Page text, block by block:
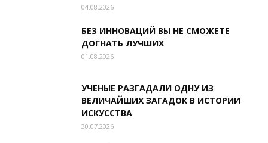
04.08.2026
БЕЗ ИННОВАЦИЙ ВЫ НЕ СМОЖЕТЕ
ДОГНАТЬ ЛУЧШИХ
01.08.2026
УЧЕНЫЕ РАЗГАДАЛИ ОДНУ ИЗ
ВЕЛИЧАЙШИХ ЗАГАДОК В ИСТОРИИ
ИСКУССТВА
30.07.2026